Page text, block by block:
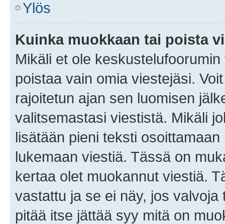
Ylös
Kuinka muokkaan tai poista
Mikäli et ole
poistaa vain omia viestejäsi.
rajoitetun ajan sen luomisen
valitsemastasi viestistä. Mikäli
lisätään pieni teksti
lukemaan viestiä. Tässä on
kertaa olet muokannut viestiä.
vastattu ja se ei näy, jos
pitää itse jättää syy mitä on